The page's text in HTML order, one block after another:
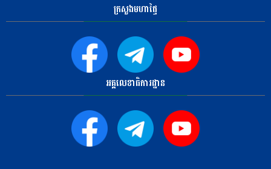
ក្រសួងមហាផ្ទៃ
អគ្គលេខាធិការដ្ឋាន